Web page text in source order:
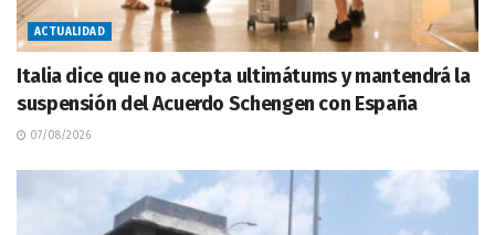
ACTUALIDAD
Italia dice que no acepta ultimátums y mantendrá la
suspensión del Acuerdo Schengen con España
07/08/2026